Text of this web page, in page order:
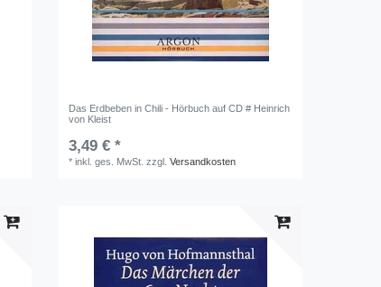
Das Erdbeben in Chili - Hörbuch auf CD # Heinrich
von Kleist
3,49 € *
*inkl. ges. MwSt. zzgl.Versandkosten